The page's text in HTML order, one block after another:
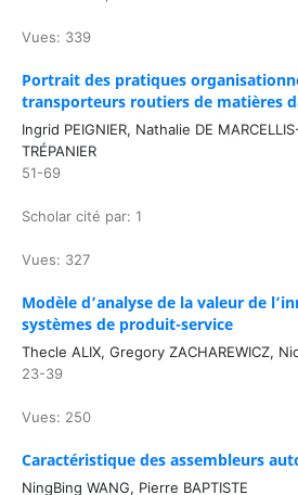
Vues: 339
Portrait des pratiques
transporteurs routiers de matières
Ingrid PEIGNIER, Nathalie DE
TRÉPANIER
51-69
Scholar cité par: 1
Vues: 327
Modèle d’analyse de la valeur de
systèmes de produit-service
Thecle ALIX, Gregory ZACHAREWICZ,
23-39
Vues: 250
Caractéristique des assembleurs
NingBing WANG, Pierre BAPTISTE